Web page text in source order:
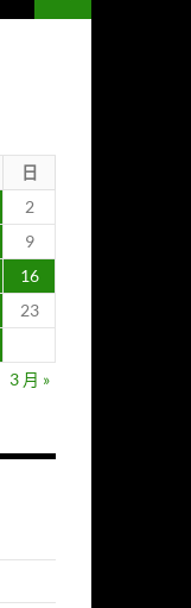
日
2
9
16
23
3 月 »